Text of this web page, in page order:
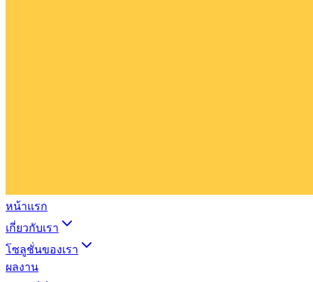
หน้าแรก
เกี่ยวกับเรา
โซลูชั่นของเรา
ผลงาน